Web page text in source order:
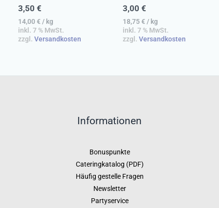
3,50 €
14,00€/ kg
inkl. 7 % MwSt.
zzgl. Versandkosten
3,00 €
18,75€/ kg
inkl. 7 % MwSt.
zzgl. Versandkosten
Informationen
Bonuspunkte
Cateringkatalog (PDF)
Häufig gestelle Fragen
Newsletter
Partyservice